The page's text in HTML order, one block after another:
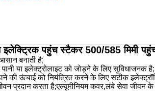
पहुंच स्टैकर 500/585 मिमी
बनाती है;
या इलेक्ट्रोलाइट को जोड़ने के लिए सुविधाजनक है;
की ऊंचाई को नियंत्रित करने के लिए सटीक
प्रदान करता है;एल्यूमीनियम कवर,लंबे सेवा जीवन के